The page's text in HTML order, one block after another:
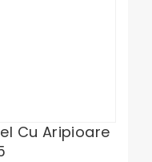
Cu Aripioare